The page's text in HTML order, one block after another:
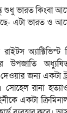
শুধু ভারত কিংবা
এটা ভারত ও
উপজাতি
জন্য একটা
সোহেল রানা
একটা